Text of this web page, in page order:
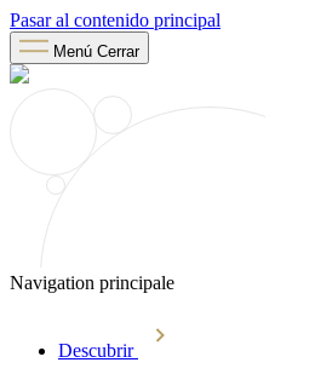
Pasar al contenido principal
Menú Cerrar
Navigation principale
Descubrir